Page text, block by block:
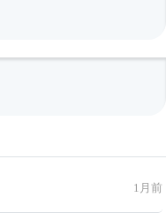
1月前